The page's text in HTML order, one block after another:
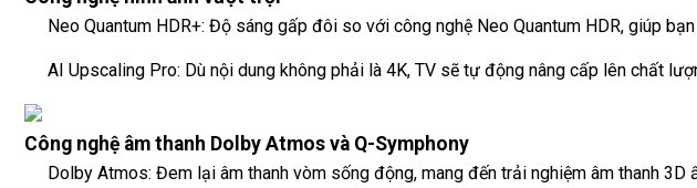
Neo Quantum HDR+: Độ sáng gấp đôi so với công nghệ Neo Quantum HDR, giúp
AI Upscaling Pro: Dù nội dung không phải là 4K, TV sẽ tự động nâng cấp lên chất
Công nghệ âm thanh Dolby Atmos và Q-Symphony
Dolby Atmos: Đem lại âm thanh vòm sống động, mang đến trải nghiệm âm thanh 3D